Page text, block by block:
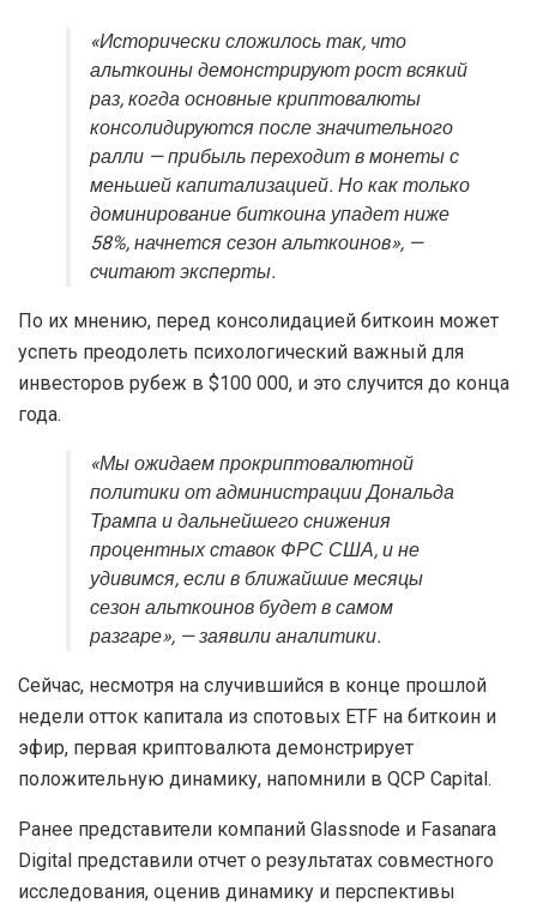
«Исторически сложилось так, что
альткоины демонстрируют рост всякий
раз, когда основные криптовалюты
консолидируются после значительного
ралли — прибыль переходит в монеты с
меньшей капитализацией. Но как только
доминирование биткоина упадет ниже
58%, начнется сезон альткоинов», —
считают эксперты.
По их мнению, перед консолидацией биткоин может
успеть преодолеть психологический важный для
инвесторов рубеж в $100 000, и это случится до конца
года.
«Мы ожидаем прокриптовалютной
политики от администрации Дональда
Трампа и дальнейшего снижения
процентных ставок ФРС США, и не
удивимся, если в ближайшие месяцы
сезон альткоинов будет в самом
разгаре», — заявили аналитики.
Сейчас, несмотря на случившийся в конце прошлой
недели отток капитала из спотовых ETF на биткоин и
эфир, первая криптовалюта демонстрирует
положительную динамику, напомнили в QCP Capital.
Ранее представители компаний Glassnode и Fasanara
Digital представили отчет о результатах совместного
исследования, оценив динамику и перспективы